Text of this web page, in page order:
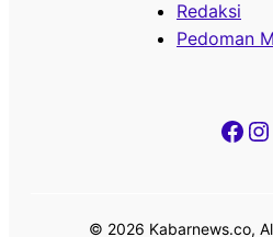
Redaksi
Pedoman
© 2026 Kabarnews.co,